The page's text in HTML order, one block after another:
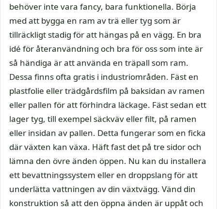
behöver inte vara fancy, bara funktionella. Börja
med att bygga en ram av trä eller tyg som är
tillräckligt stadig för att hängas på en vägg. En bra
idé för återanvändning och bra för oss som inte är
så händiga är att använda en träpall som ram.
Dessa finns ofta gratis i industriområden. Fäst en
plastfolie eller trädgårdsfilm på baksidan av ramen
eller pallen för att förhindra läckage. Fäst sedan ett
lager tyg, till exempel säckväv eller filt, på ramen
eller insidan av pallen. Detta fungerar som en ficka
där växten kan växa. Häft fast det på tre sidor och
lämna den övre änden öppen. Nu kan du installera
ett bevattningssystem eller en droppslang för att
underlätta vattningen av din växtvägg. Vänd din
konstruktion så att den öppna änden är uppåt och